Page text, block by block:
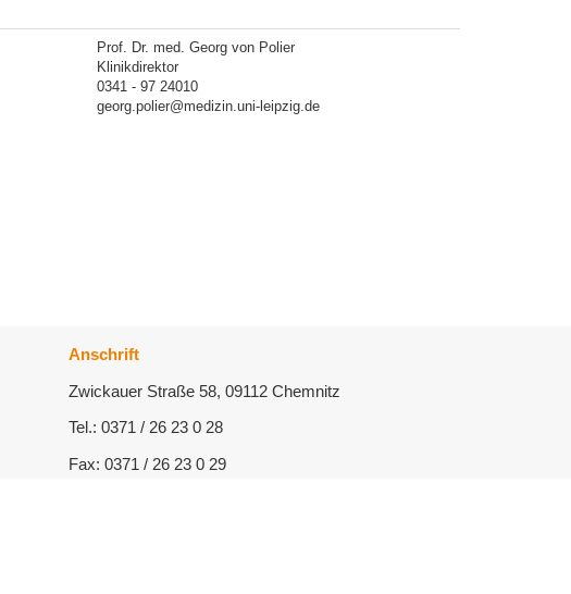
Prof. Dr. med. Georg von Polier
Klinikdirektor
0341 - 97 24010
georg.polier@medizin.uni-leipzig.de
Anschrift
Zwickauer Straße 58, 09112 Chemnitz
Tel.: 0371 / 26 23 0 28
Fax: 0371 / 26 23 0 29